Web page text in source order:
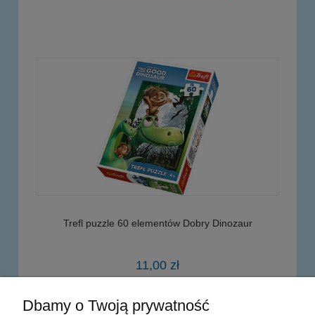
Trefl puzzle 60 elementów Dobry Dinozaur
11,00 zł
do koszyka
Dbamy o Twoją prywatność